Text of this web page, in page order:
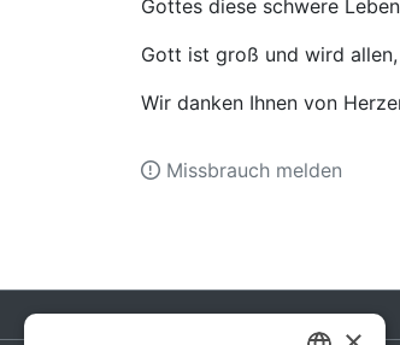
Gottes diese schwere
Gott ist groß und wird
Wir danken Ihnen von
Missbrauch melden